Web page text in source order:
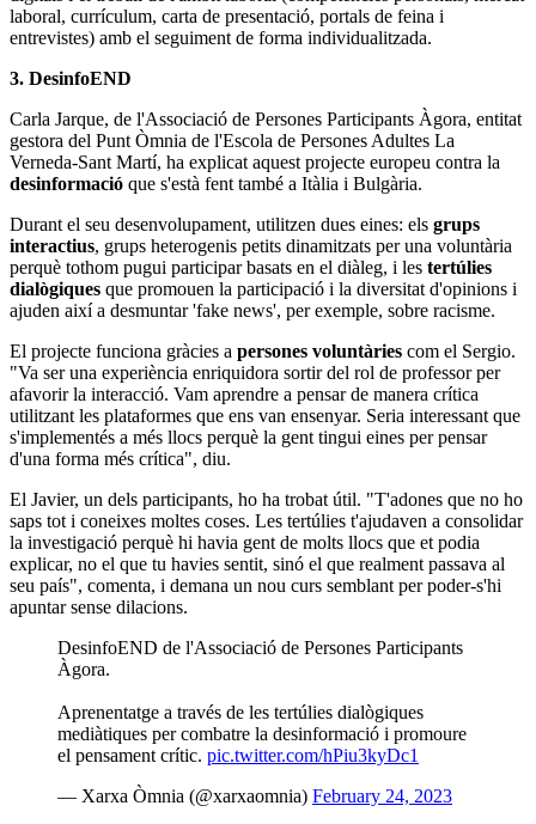
laboral, currículum, carta de presentació, portals de feina i
entrevistes) amb el seguiment de forma individualitzada.
3. DesinfoEND
Carla Jarque, de l'Associació de Persones Participants Àgora, entitat
gestora del Punt Òmnia de l'Escola de Persones Adultes La
Verneda-Sant Martí, ha explicat aquest projecte europeu contra la
desinformació que s'està fent també a Itàlia i Bulgària.
Durant el seu desenvolupament, utilitzen dues eines: els grups
interactius, grups heterogenis petits dinamitzats per una voluntària
perquè tothom pugui participar basats en el diàleg, i les tertúlies
dialògiques que promouen la participació i la diversitat d'opinions i
ajuden així a desmuntar 'fake news', per exemple, sobre racisme.
El projecte funciona gràcies a persones voluntàries com el Sergio.
"Va ser una experiència enriquidora sortir del rol de professor per
afavorir la interacció. Vam aprendre a pensar de manera crítica
utilitzant les plataformes que ens van ensenyar. Seria interessant que
s'implementés a més llocs perquè la gent tingui eines per pensar
d'una forma més crítica", diu.
El Javier, un dels participants, ho ha trobat útil. "T'adones que no ho
saps tot i coneixes moltes coses. Les tertúlies t'ajudaven a consolidar
la investigació perquè hi havia gent de molts llocs que et podia
explicar, no el que tu havies sentit, sinó el que realment passava al
seu país", comenta, i demana un nou curs semblant per poder-s'hi
apuntar sense dilacions.
DesinfoEND de l'Associació de Persones Participants
Àgora.
Aprenentatge a través de les tertúlies dialògiques
mediàtiques per combatre la desinformació i promoure
el pensament crític. pic.twitter.com/hPiu3kyDc1
— Xarxa Òmnia (@xarxaomnia) February 24, 2023